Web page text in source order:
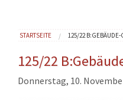
Sie sind hier
STARTSEITE 125/22 B:GEBÄUDE-
125/22
Donnerstag, 10.